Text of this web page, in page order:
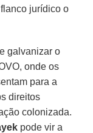
jurídico o
galvanizar o
onde os
para a
direitos
colonizada.
pode vir a